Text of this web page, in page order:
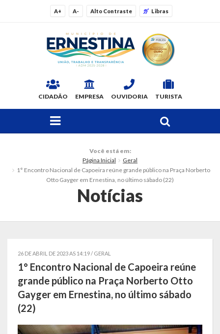
A+ A- Alto Contraste Libras
CIDADÃO EMPRESA OUVIDORIA TURISTA
Dados Gerais
Símbolos
Telefones Úteis
Secretarias
Você está em:
Página Inicial
Geral
1° Encontro Nacional de Capoeira reúne grande público na Praça Norberto
Otto Gayger em Ernestina, no último sábado (22)
Notícias
26 DE ABRIL DE 2023 AS 14:19 / GERAL
1° Encontro Nacional de Capoeira reúne
grande público na Praça Norberto Otto
Gayger em Ernestina, no último sábado
(22)